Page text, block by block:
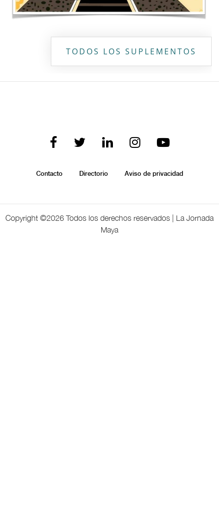
TODOS LOS SUPLEMENTOS
Contacto Directorio Aviso de privacidad
Copyright ©2026 Todos los derechos reservados | La Jornada
Maya